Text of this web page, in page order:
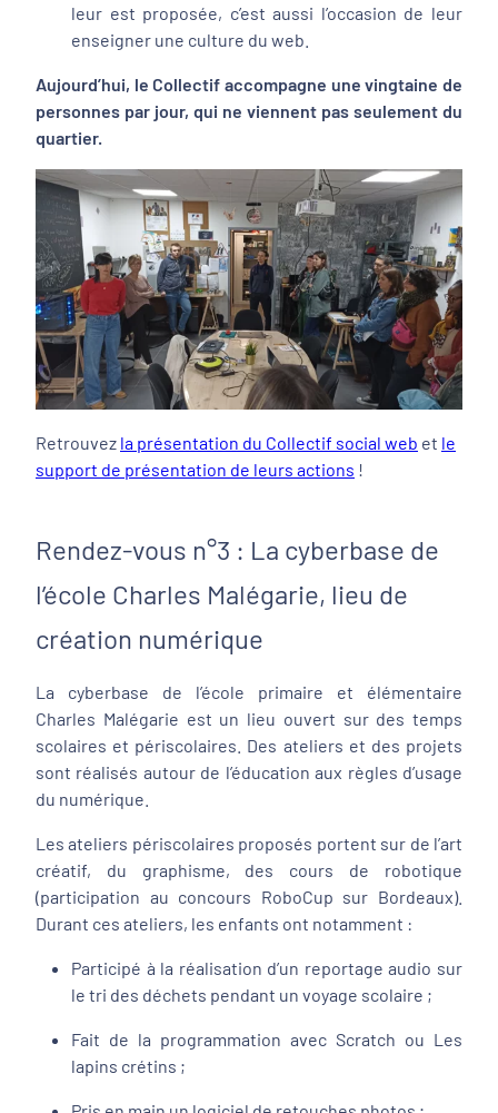
leur est proposée, c’est aussi l’occasion de leur
enseigner une culture du web.
Aujourd’hui, le Collectif accompagne une vingtaine de
personnes par jour, qui ne viennent pas seulement du
quartier.
Retrouvez la présentation du Collectif social web et le
support de présentation de leurs actions !
Rendez-vous n°3 : La cyberbase de
l’école Charles Malégarie, lieu de
création numérique
La cyberbase de l’école primaire et élémentaire
Charles Malégarie est un lieu ouvert sur des temps
scolaires et périscolaires. Des ateliers et des projets
sont réalisés autour de l’éducation aux règles d’usage
du numérique.
Les ateliers périscolaires proposés portent sur de l’art
créatif, du graphisme, des cours de robotique
(participation au concours RoboCup sur Bordeaux).
Durant ces ateliers, les enfants ont notamment :
Participé à la réalisation d’un reportage audio sur
le tri des déchets pendant un voyage scolaire ;
Fait de la programmation avec Scratch ou Les
lapins crétins ;